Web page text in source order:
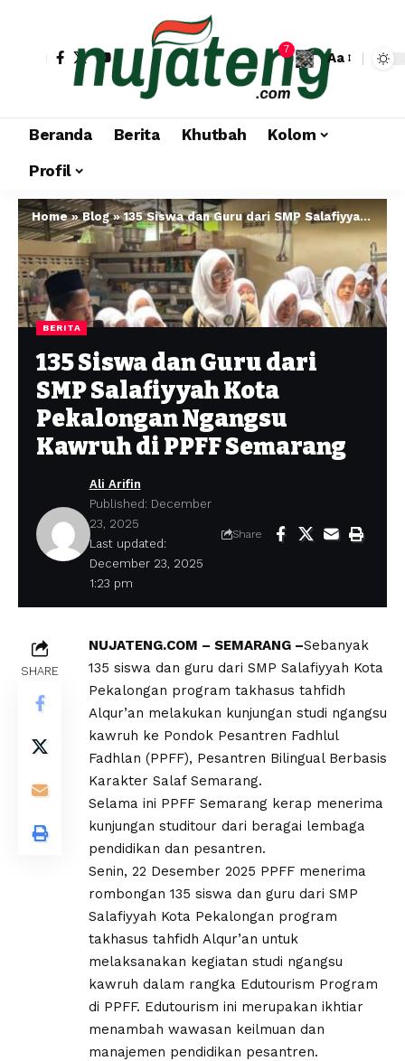
7
Aa
Beranda Berita Khutbah
Kolom
Profil
Home»Blog»135 Siswa dan Guru dari SMP Salafiyyah Kota Pekalongan Ngangsu Kawruh di PPFF Semarang
BERITA
135 Siswa dan Guru dari
SMP Salafiyyah Kota
Pekalongan Ngangsu
Kawruh di PPFF Semarang
Last updated:
December 23, 2025
1:23 pm
Ali Arifin
Published: December
23, 2025
Share
SHARE
NUJATENG.COM – SEMARANG –Sebanyak
135 siswa dan guru dari SMP Salafiyyah Kota
Pekalongan program takhasus tahfidh
Alqur’an melakukan kunjungan studi ngangsu
kawruh ke Pondok Pesantren Fadhlul
Fadhlan (PPFF), Pesantren Bilingual Berbasis
Karakter Salaf Semarang.
Selama ini PPFF Semarang kerap menerima
kunjungan studitour dari beragai lembaga
pendidikan dan pesantren.
Senin, 22 Desember 2025 PPFF menerima
rombongan 135 siswa dan guru dari SMP
Salafiyyah Kota Pekalongan program
takhasus tahfidh Alqur’an untuk
melaksanakan kegiatan studi ngangsu
kawruh dalam rangka Edutourism Program
di PPFF. Edutourism ini merupakan ikhtiar
menambah wawasan keilmuan dan
manajemen pendidikan pesantren.